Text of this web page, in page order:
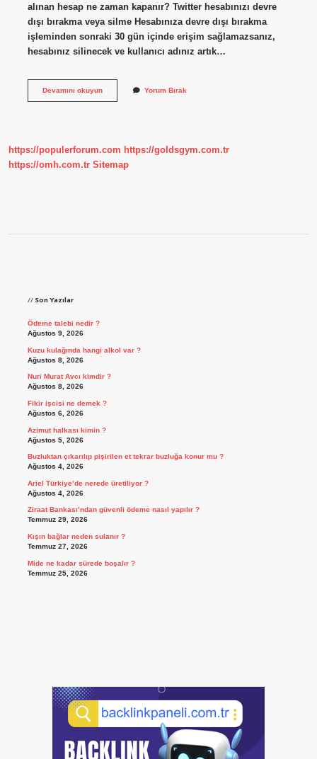
alınan hesap ne zaman kapanır? Twitter hesabınızı devre
dışı bırakma veya silme Hesabınıza devre dışı bırakma
işleminden sonraki 30 gün içinde erişim sağlamazsanız,
hesabınız silinecek ve kullanıcı adınız artık…
Devamını okuyunTwitter
Yorum Bırak
https://populerforum.com https://goldsgym.com.tr
https://omh.com.tr Sitemap
Son Yazılar
Ödeme talebi nedir ?
Ağustos 9, 2026
Kuzu kulağında hangi alkol var ?
Ağustos 8, 2026
Nuri Murat Avcı kimdir ?
Ağustos 8, 2026
Fikir işcisi ne demek ?
Ağustos 6, 2026
Azimut halkası kimin ?
Ağustos 5, 2026
Buzluktan çıkarılıp pişirilen et tekrar buzluğa konur mu ?
Ağustos 4, 2026
Ariel Türkiye’de nerede üretiliyor ?
Ağustos 4, 2026
Ziraat Bankası’ndan güvenli ödeme nasıl yapılır ?
Temmuz 29, 2026
Kışın bağlar neden sulanır ?
Temmuz 27, 2026
Mide ne kadar sürede boşalır ?
Temmuz 25, 2026